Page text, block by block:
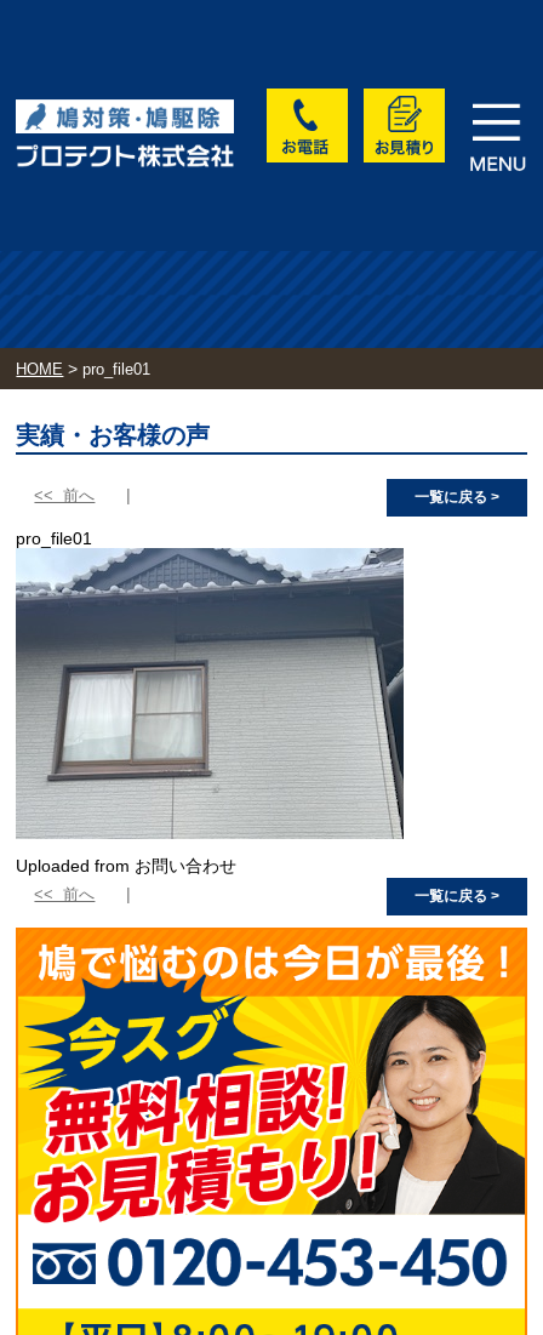
HOME >pro_file01
実績・お客様の声
<< 前へ 一覧に戻る >
pro_file01
Uploaded from お問い合わせ
<< 前へ 一覧に戻る >